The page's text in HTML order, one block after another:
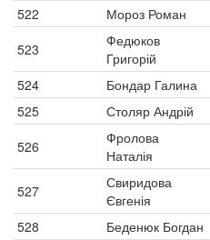
522
Мороз Роман
523
Федюков
Григорій
524
Бондар Галина
525
Столяр Андрій
526
Фролова
Наталія
527
Свиридова
Євгенія
528
Беденюк Богдан